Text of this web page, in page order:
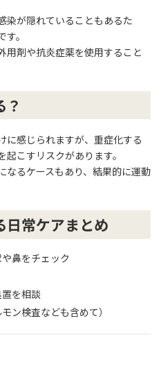
染が隠れていることもあるた
。
用剤や抗炎症薬を使用すること
に感じられますが、重症化する
起こすリスクがあります。
なるケースもあり、結果的に運動
日常ケアまとめ
鼻をチェック
を相談
ン検査なども含めて）